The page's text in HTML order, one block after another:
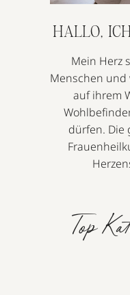
HALLO,
Mein Herz
Menschen und
auf ihrem
dürfen. Die
Top